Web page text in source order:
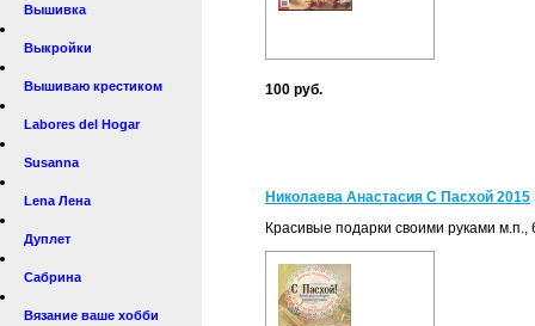
Вышивка
Выкройки
Вышиваю крестиком
Labores del Hogar
Susanna
Lena Лена
Дуплет
Сабрина
Вязание ваше хобби
100 руб.
Николаева Анастасия С Пасхой 2015
Красивые подарки своими руками м.п.,